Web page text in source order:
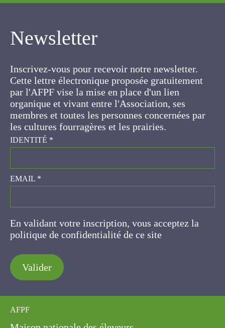
Cette lettre électronique proposée
d'un lien organique et vivant entre l'Association,
ses membres et toutes les personnes
IDENTITÉ*
EMAIL*
politique de confidentialité de ce site
Valider
Maison nationale des éleveurs
149 rue de Bercy
07.69.81.16.62